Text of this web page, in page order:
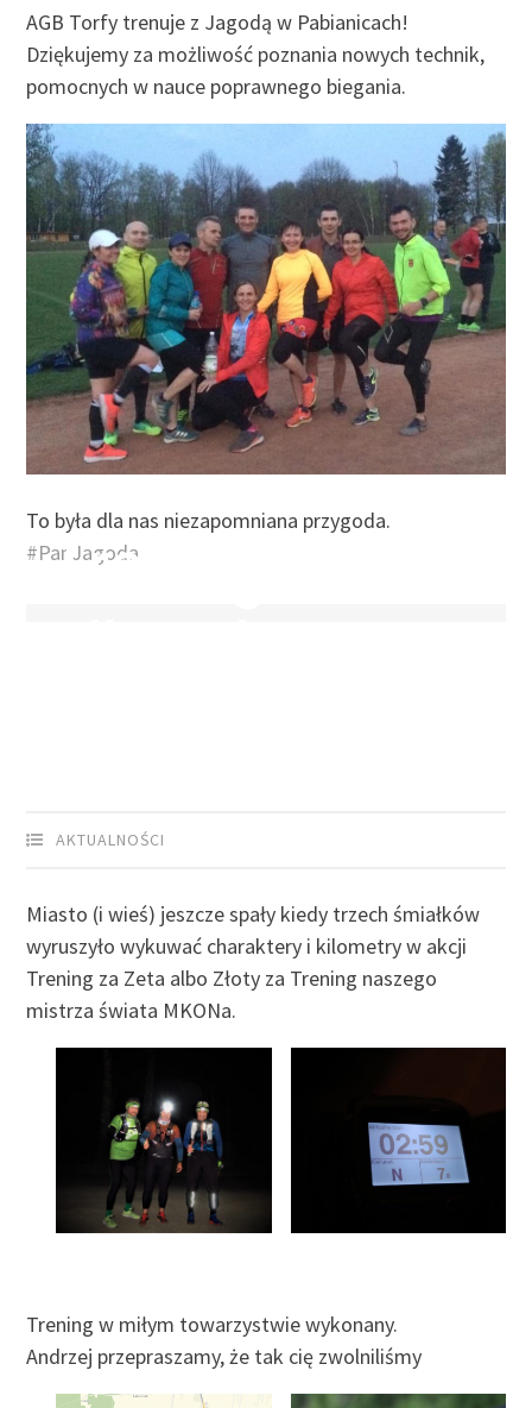
AGB Torfy trenuje z Jagodą w Pabianicach!
Dziękujemy za możliwość poznania nowych technik,
pomocnych w nauce poprawnego biegania.
To była dla nas niezapomniana przygoda.
#PanJagoda
Trening za Zeta
AKTUALNOŚCI
Miasto (i wieś) jeszcze spały kiedy trzech śmiałków
wyruszyło wykuwać charaktery i kilometry w akcji
Trening za Zeta albo Złoty za Trening naszego
mistrza świata MKONa.
Trening w miłym towarzystwie wykonany.
Andrzej przepraszamy, że tak cię zwolniliśmy